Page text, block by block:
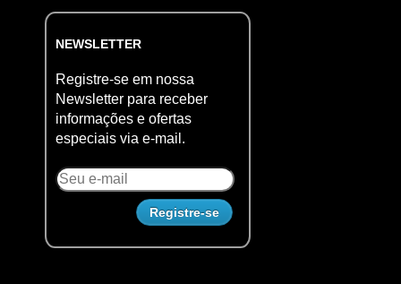
NEWSLETTER
Registre-se em nossa
Newsletter para receber
informações e ofertas
especiais via e-mail.